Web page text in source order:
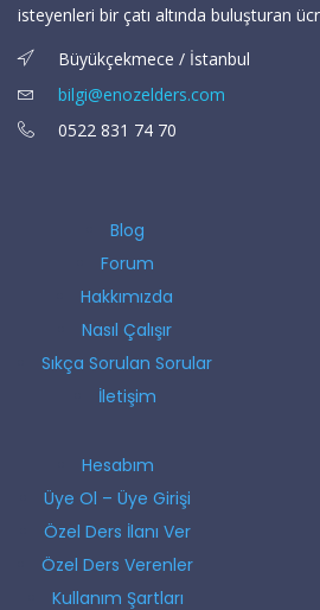
isteyenleri bir çatı altında buluşturan
Büyükçekmece / İstanbul
bilgi@enozelders.com
0522 831 74 70
Blog
Forum
Hakkımızda
Nasıl Çalışır
Sıkça Sorulan Sorular
İletişim
Hesabım
Üye Ol – Üye Girişi
Özel Ders İlanı Ver
Özel Ders Verenler
Kullanım Şartları